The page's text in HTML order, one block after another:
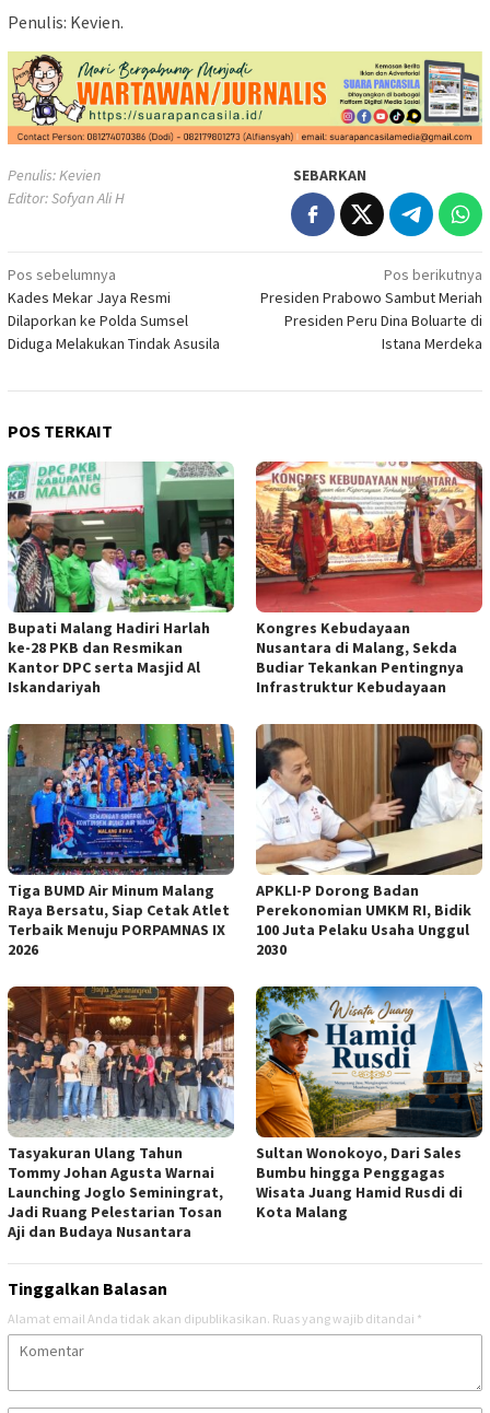
Penulis: Kevien.
Penulis: Kevien
Editor: Sofyan Ali H
SEBARKAN
Navigasi
pos
Pos sebelumnya
Kades Mekar Jaya Resmi
Dilaporkan ke Polda Sumsel
Diduga Melakukan Tindak Asusila
Pos berikutnya
Presiden Prabowo Sambut Meriah
Presiden Peru Dina Boluarte di
Istana Merdeka
POS TERKAIT
Bupati Malang Hadiri Harlah
ke-28 PKB dan Resmikan
Kantor DPC serta Masjid Al
Iskandariyah
Kongres Kebudayaan
Nusantara di Malang, Sekda
Budiar Tekankan Pentingnya
Infrastruktur Kebudayaan
Tiga BUMD Air Minum Malang
Raya Bersatu, Siap Cetak Atlet
Terbaik Menuju PORPAMNAS IX
2026
APKLI-P Dorong Badan
Perekonomian UMKM RI, Bidik
100 Juta Pelaku Usaha Unggul
2030
Tasyakuran Ulang Tahun
Tommy Johan Agusta Warnai
Launching Joglo Seminingrat,
Jadi Ruang Pelestarian Tosan
Aji dan Budaya Nusantara
Sultan Wonokoyo, Dari Sales
Bumbu hingga Penggagas
Wisata Juang Hamid Rusdi di
Kota Malang
Tinggalkan Balasan
Alamat email Anda tidak akan dipublikasikan. Ruas yang wajib ditandai *